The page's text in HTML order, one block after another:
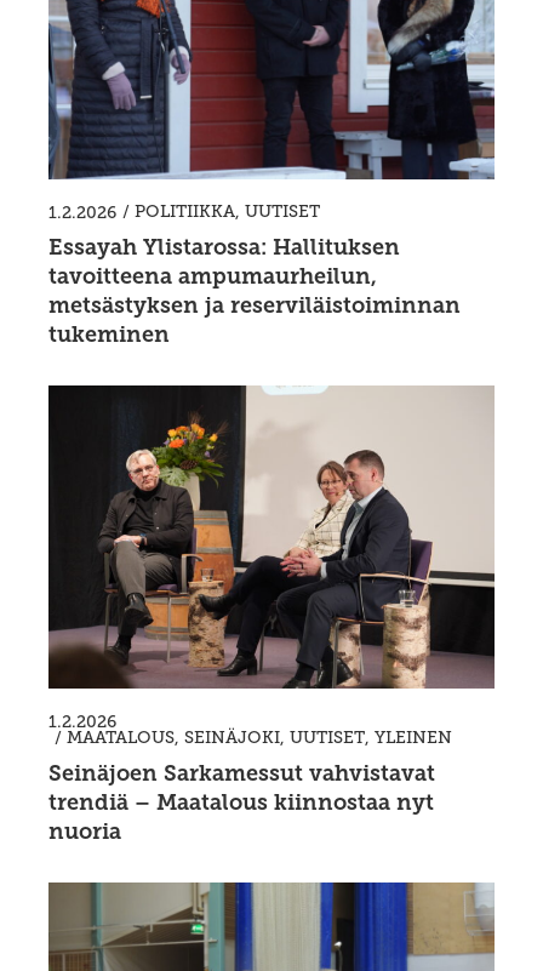
1.2.2026 / POLITIIKKA, UUTISET
Essayah Ylistarossa: Hallituksen
tavoitteena ampumaurheilun,
metsästyksen ja reserviläistoiminnan
tukeminen
1.2.2026
/ MAATALOUS, SEINÄJOKI, UUTISET, YLEINEN
Seinäjoen Sarkamessut vahvistavat
trendiä – Maatalous kiinnostaa nyt
nuoria